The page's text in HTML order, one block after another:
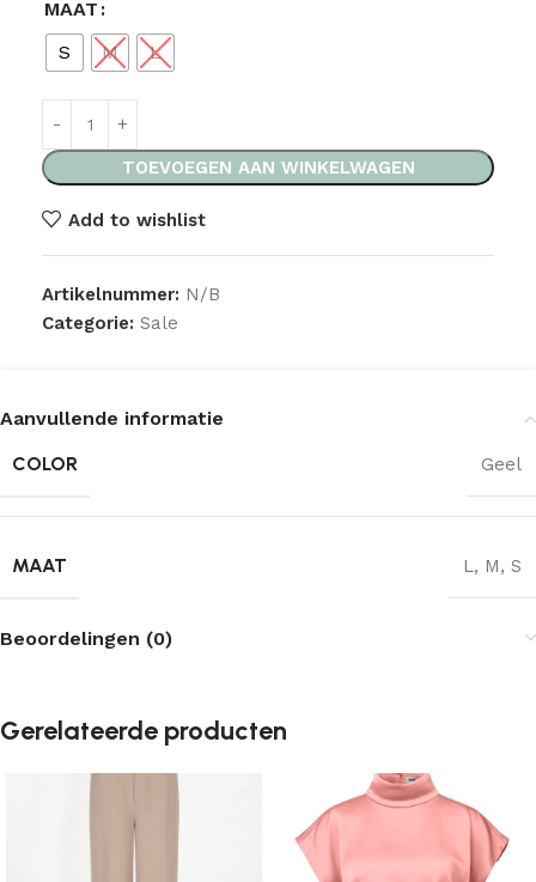
MAAT
S
M L
TOEVOEGEN AAN WINKELWAGEN
Add to wishlist
Artikelnummer: N/B
Categorie: Sale
Aanvullende informatie
COLOR
Geel
MAAT L, M, S
Beoordelingen (0)
Gerelateerde producten